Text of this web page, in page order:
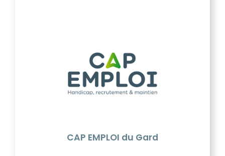
CAP EMPLOI du Gard
CAP EMPLOI du Gard
CAP EMPLOI une expertise dans
l’accompagnement et la construction de parcours
pour des publics qui nécessitent un
accompagnement spécialisé et renforcé compte